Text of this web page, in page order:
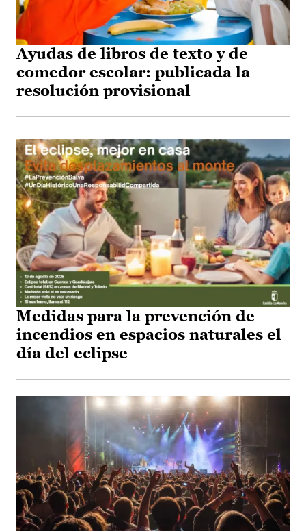
Ayudas de libros de texto y de
comedor escolar: publicada la
resolución provisional
Medidas para la prevención de
incendios en espacios naturales el
día del eclipse